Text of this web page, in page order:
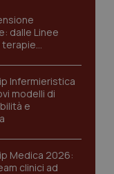
dalle Linee
terapie
Infermieristica
modelli di
e
Medica 2026:
clinici ad